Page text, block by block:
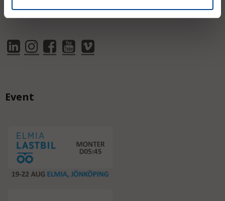
Event